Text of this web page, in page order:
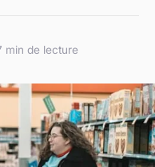
min de lecture